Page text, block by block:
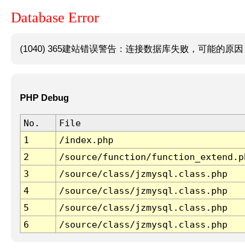
Database Error
(1040) 365建站错误警告：连接数据库失败，可能的原
PHP Debug
No. File
1
/index.php
2
/source/function/
3
/source/class/jzmysql.class.php
4
/source/class/jzmysql.class.php
5
/source/class/jzmysql.class.php
6
/source/class/jzmysql.class.php